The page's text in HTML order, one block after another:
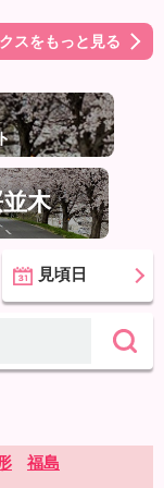
スをもっと見る
木
見頃日
福島